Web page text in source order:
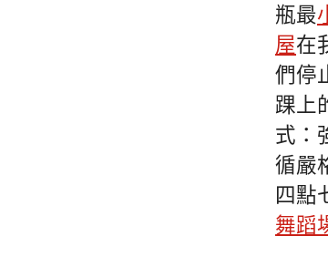
瓶最
屋在
們停
踝上
式：
循嚴
四點
舞蹈